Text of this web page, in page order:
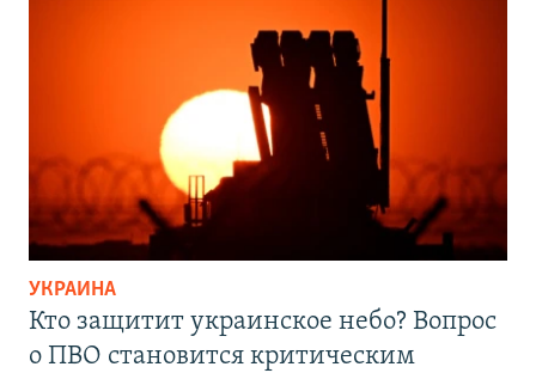
УКРАИНА
Кто защитит украинское небо? Вопрос
о ПВО становится критическим